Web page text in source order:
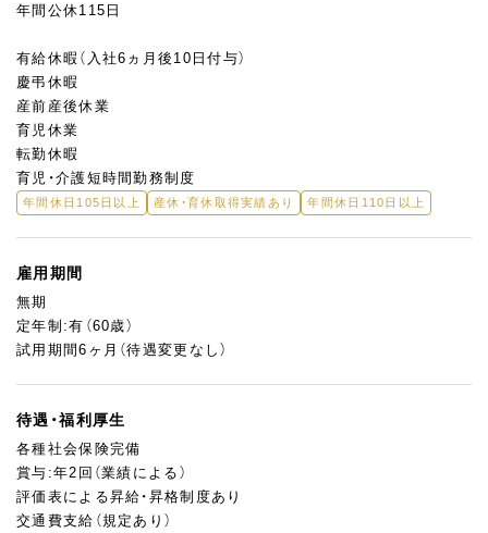
年間公休115日
有給休暇（入社6ヵ月後10日付与）
慶弔休暇
産前産後休業
育児休業
転勤休暇
育児・介護短時間勤務制度
年間休日105日以上 産休・育休取得実績あり 年間休日110日以上
雇用期間
無期
定年制:有（60歳）
試用期間6ヶ月（待遇変更なし）
待遇・福利厚生
各種社会保険完備
賞与:年2回（業績による）
評価表による昇給・昇格制度あり
交通費支給（規定あり）